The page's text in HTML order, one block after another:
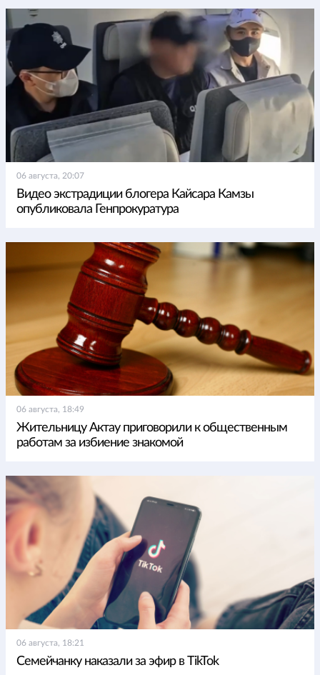
06 августа, 20:07
Видео экстрадиции блогера Кайсара Камзы
опубликовала Генпрокуратура
06 августа, 18:49
Жительницу Актау приговорили к общественным
работам за избиение знакомой
06 августа, 18:21
Семейчанку наказали за эфир в TikTok